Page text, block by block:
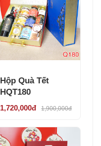
Hộp Quà Tết
HQT180
1,720,000đ 1,900,000đ